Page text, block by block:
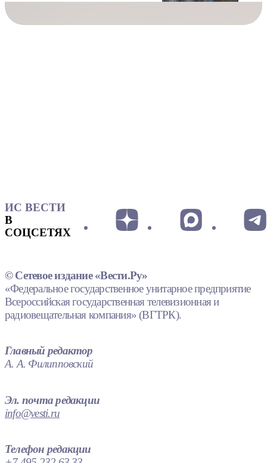
ИС ВЕСТИ
В
СОЦСЕТЯХ
© Сетевое издание «Вести.Ру»
«Федеральное государственное унитарное предприятие
Всероссийская государственная телевизионная и
радиовещательная компания» (ВГТРК).
Главный редактор
А. А. Филипповский
Эл. почта редакции
info@vesti.ru
Телефон редакции